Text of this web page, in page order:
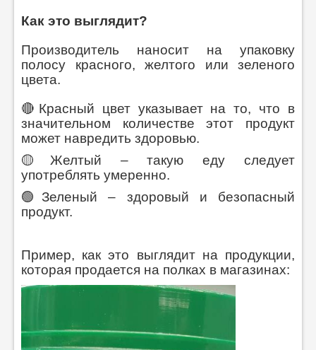
Как это выглядит?
Производитель наносит на упаковку
полосу красного, желтого или зеленого
цвета.
🔴Красный цвет указывает на то, что в
значительном количестве этот продукт
может навредить здоровью.
🟡Желтый – такую еду следует
употреблять умеренно.
🟢Зеленый – здоровый и безопасный
продукт.
Пример, как это выглядит на продукции,
которая продается на полках в магазинах: